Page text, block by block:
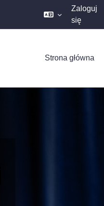
Zaloguj
się
Strona główna